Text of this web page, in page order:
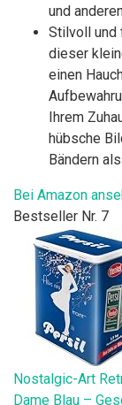
und
Stilvoll und
dieser
einen
Ihrem
hübsche
Bändern
Bei Amazon
Bestseller Nr. 7
Nostalgic-Art
Dame Blau –